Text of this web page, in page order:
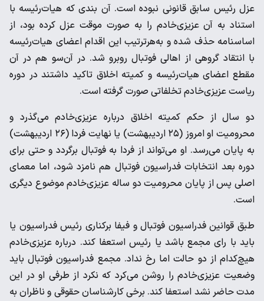
عزل رئیس سابق قانونی نبوده است. آن بندی که هیات‌رئیسه با
استناد به آن عزیزی‌خادم را به صورت موقت عزل کرده بود، از
اساسنامه حذف شده و به‌هرترتیب این اقدام اعضای هیات‌رئیسه
با انتقاد گروهی از اهالی فوتبال روبرو شد. در آن‌سو هم در آن
مقطع اعضای هیات‌رئیسه و کمیته اخلاق تاکید داشتند در دوره
ریاست عزیزی‌خادم تخلفاتی صورت گرفته است.
دو سال از حکم کمیته اخلاق درباره عزیزی‌خادم می‌گذرد و
محرومیت او امروز (۲۵ اردیبهشت) یا نهایت فردا (۲۶ اردیبهشت)
به پایان می‌رسد. او می‌تواند از فردا به فوتبال برگردد و حتی برای
دوره بعد انتخابات فدراسیون فوتبال هم نامزد شود، اما معمای
اصلی پس از پایان محرومیت دو ساله عزیزی‌خادم موضوع دیگری
است.
طبق قوانین فدراسیون فوتبال و فیفا برکناری رئیس فدراسیون یا
باید با رای مجمع باشد یا رئیس استعفا کند. درباره عزیزی‌خادم
هیچ‌کدام از دو حالت اما رخ نداد. مجمع فدراسیون فوتبال باید
وضعیت عزیزی‌خادم را روشن می‌کرد که نکرد از طرفی او در این
مدت حاضر نشد استعفا کند. برخی کارشناسان حقوقی و ناظران به